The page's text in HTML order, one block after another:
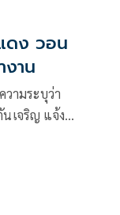
ดง วอน
งาน
ามระบุว่า
เจริญ แจ้ง